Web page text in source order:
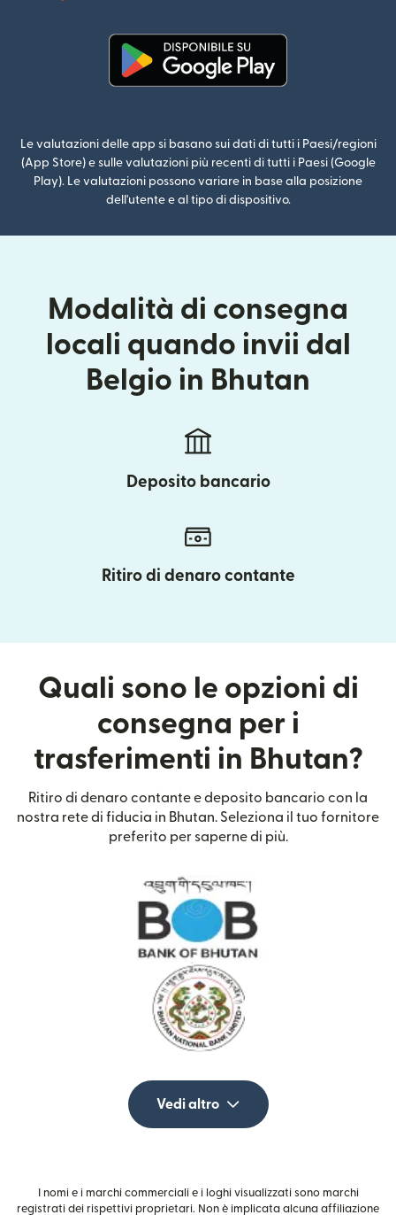
Le valutazioni delle app si basano sui dati di tutti i Paesi/regioni
(App Store) e sulle valutazioni più recenti di tutti i Paesi (Google
Play). Le valutazioni possono variare in base alla posizione
dell'utente e al tipo di dispositivo.
Modalità di consegna
locali quando invii dal
Belgio in Bhutan
Deposito bancario
Ritiro di denaro contante
Quali sono le opzioni di
consegna per i
trasferimenti in Bhutan?
Ritiro di denaro contante e deposito bancario con la
nostra rete di fiducia in Bhutan. Seleziona il tuo fornitore
preferito per saperne di più.
Vedi altro
I nomi e i marchi commerciali e i loghi visualizzati sono marchi
registrati dei rispettivi proprietari. Non è implicata alcuna affiliazione